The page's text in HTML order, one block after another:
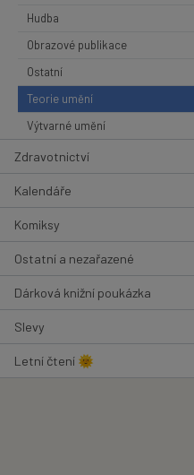
Hudba
Obrazové publikace
Ostatní
Teorie umění
Výtvarné umění
Zdravotnictví
Kalendáře
Komiksy
Ostatní a nezařazené
Dárková knižní poukázka
Slevy
Letní čtení 🌞